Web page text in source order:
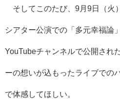
そしてこのたび、9月9日（火
シアター公演での「多元幸福論
YouTubeチャンネルで公開され
ーの想いが込もったライブでの
で体感してほしい。